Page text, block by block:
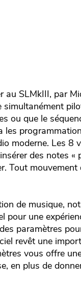
SLMkIII, par
ou que le
moderne. Les 8
des notes
Tout
de musique,
une
paramètres
revêt une
vous offre
en plus de